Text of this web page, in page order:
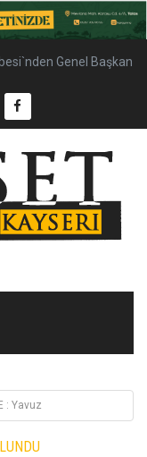
Genel Başkan
: Yavuz